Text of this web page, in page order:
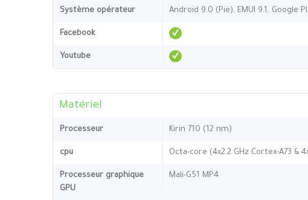
Système opérateur Android 9.0 (Pie), EMUI 9.1, Google
Facebook
Youtube
Matériel
Processeur Kirin 710 (12 nm)
cpu Octa-core (4x2.2 GHz Cortex-A73 &
Processeur graphique
GPU
Mali-G51 MP4